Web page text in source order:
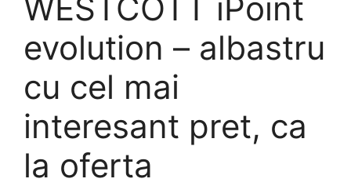
WESTCOTT iPoint
evolution – albastru
cu cel mai
interesant pret, ca
la oferta